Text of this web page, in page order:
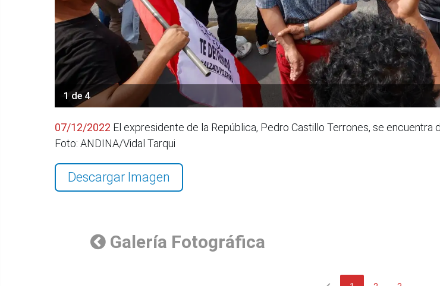
1 de 4
07/12/2022 El expresidente de la República, Pedro Castillo Terrones, se
Foto: ANDINA/Vidal Tarqui
Descargar Imagen
Galería Fotográfica